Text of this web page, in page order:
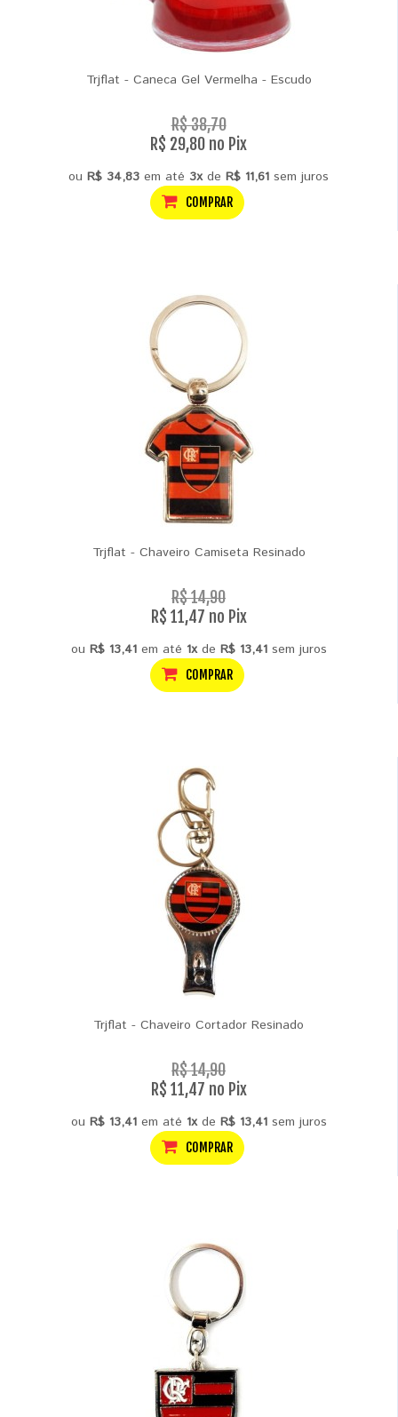
Trjflat - Caneca Gel Vermelha - Escudo
R$ 38,70
R$ 29,80 no Pix
ou R$ 34,83 em até 3xde R$ 11,61 sem juros
COMPRAR
Trjflat - Chaveiro Camiseta Resinado
R$ 14,90
R$ 11,47 no Pix
ou R$ 13,41em até 1xde R$ 13,41sem juros
COMPRAR
Trjflat - Chaveiro Cortador Resinado
R$ 14,90
R$ 11,47 no Pix
ou R$ 13,41em até 1xde R$ 13,41sem juros
COMPRAR